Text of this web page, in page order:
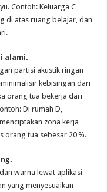
Contoh: Keluarga C
di atas ruang belajar, dan
alami.
partisi akustik ringan
kebisingan dari
orang tua bekerja dari
Di rumah D,
zona kerja
orang tua sebesar 20 %.
warna lewat aplikasi
yang menyesuaikan